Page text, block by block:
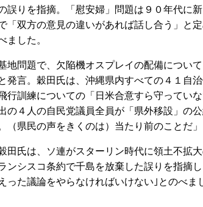
誤りを指摘。「慰安婦」問題は９０年代に
「双方の意見の違いがあれば話し合う」と
ました。
地問題で、欠陥機オスプレイの配備につい
発言。穀田氏は、沖縄県内すべての４１自
行訓練についての「日米合意すら守ってい
の４人の自民党議員全員が「県外移設」の
（県民の声をきくのは）当たり前のことだ」
田氏は、ソ連がスターリン時代に領土不拡
ンシスコ条約で千島を放棄した誤りを指摘
った議論をやらなければいけない｣とのべま